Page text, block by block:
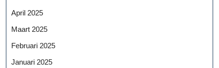
April 2025
Maart 2025
Februari 2025
Januari 2025